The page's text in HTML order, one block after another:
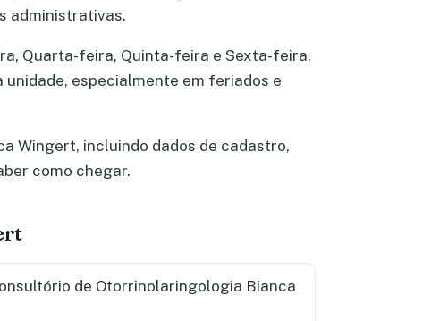
administrativas.
Quarta-feira, Quinta-feira e Sexta-feira,
unidade, especialmente em feriados e
Wingert, incluindo dados de cadastro,
como chegar.
de Otorrinolaringologia Bianca